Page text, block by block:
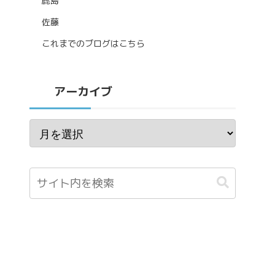
佐藤
これまでのブログはこちら
アーカイブ